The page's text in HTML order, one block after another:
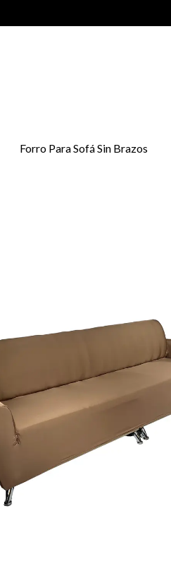
Forro Para Sofá Sin Brazos